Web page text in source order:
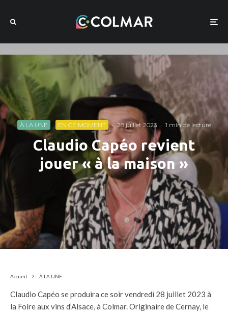
À LA UNE EN CE MOMENT · 28 juillet 2023 · 1 min de lecture
Claudio Capéo revient
jouer « à la maison »
Accueil À LA UNE
Claudio Capéo se produira ce soir vendredi 28 juillet 2023 à
la Foire aux vins d’Alsace, à Colmar. Originaire de Cernay, le